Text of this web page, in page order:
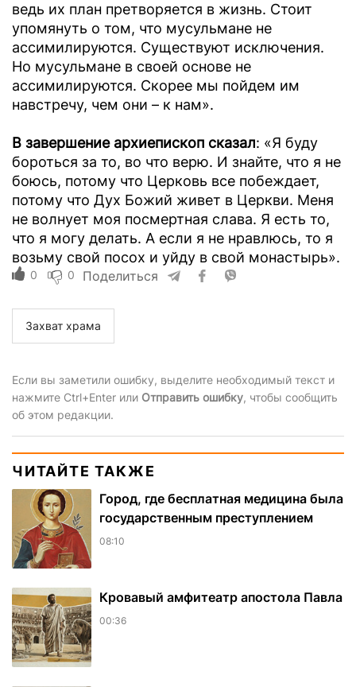
ведь их план претворяется в жизнь. Стоит
упомянуть о том, что мусульмане не
ассимилируются. Существуют исключения.
Но мусульмане в своей основе не
ассимилируются. Скорее мы пойдем им
навстречу, чем они – к нам».
В завершение архиепископ сказал: «Я буду
бороться за то, во что верю. И знайте, что я не
боюсь, потому что Церковь все побеждает,
потому что Дух Божий живет в Церкви. Меня
не волнует моя посмертная слава. Я есть то,
что я могу делать. А если я не нравлюсь, то я
возьму свой посох и уйду в свой монастырь».
0 0 Поделиться
Захват храма
Если вы заметили ошибку, выделите необходимый текст и
нажмите Ctrl+Enter или Отправить ошибку, чтобы сообщить
об этом редакции.
ЧИТАЙТЕ ТАКЖЕ
Город, где бесплатная медицина была
государственным преступлением
08:10
​Кровавый амфитеатр апостола Павла
00:36